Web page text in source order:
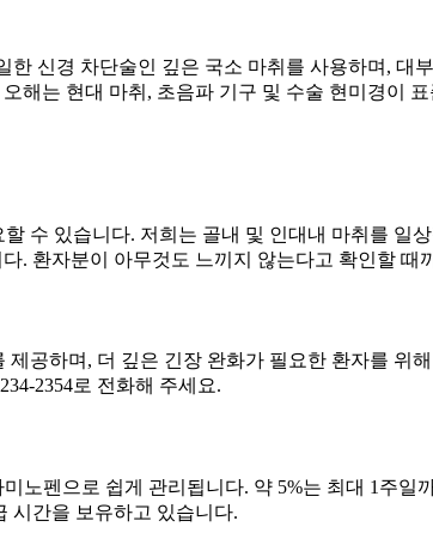
신경 차단술인 깊은 국소 마취를 사용하며, 대
해는 현대 마취, 초음파 기구 및 수술 현미경이
수 있습니다. 저희는 골내 및 인대내 마취를 일
. 환자분이 아무것도 느끼지 않는다고 확인할 때
공하며, 더 깊은 긴장 완화가 필요한 환자를 위
2354로 전화해 주세요.
노펜으로 쉽게 관리됩니다. 약 5%는 최대 1주일
시간을 보유하고 있습니다.